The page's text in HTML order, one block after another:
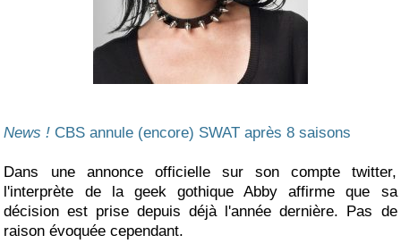
News ! CBS annule (encore) SWAT après 8 saisons
Dans une annonce officielle sur son compte twitter,
l'interprète de la geek gothique Abby affirme que sa
décision est prise depuis déjà l'année dernière. Pas de
raison évoquée cependant.